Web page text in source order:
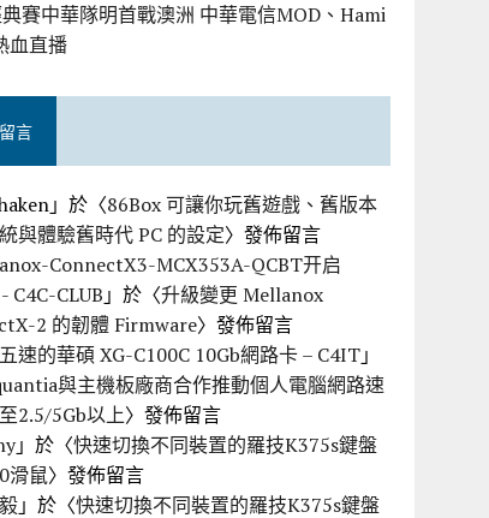
賽中華隊明首戰澳洲 中華電信MOD、Hami
血直播
言
」於〈86Box 可讓你玩舊遊戲、舊版本
與體驗舊時代 PC 的設定〉發佈留言
ConnectX3-MCX353A-QCBT开启
C4C-CLUB 」於〈升級變更 Mellanox
2 的韌體 Firmware〉發佈留言
速的華碩 XG-C100C 10Gb網路卡 – C4IT」
與主機板廠商合作推動個人電腦網路速
2.5/5Gb以上〉發佈留言
」於〈快速切換不同裝置的羅技K375s鍵盤
滑鼠〉發佈留言
」於〈快速切換不同裝置的羅技K375s鍵盤